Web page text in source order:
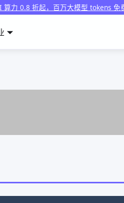
算力 0.8 折起，百万大模型 tokens 免